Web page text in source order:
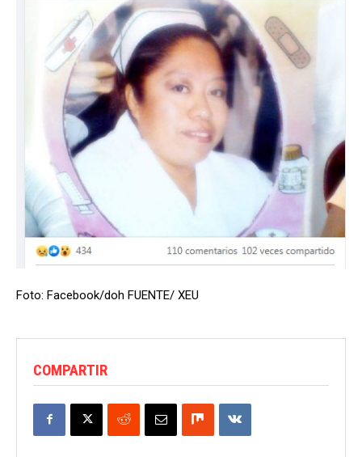
Foto: Facebook/doh FUENTE/ XEU
COMPARTIR